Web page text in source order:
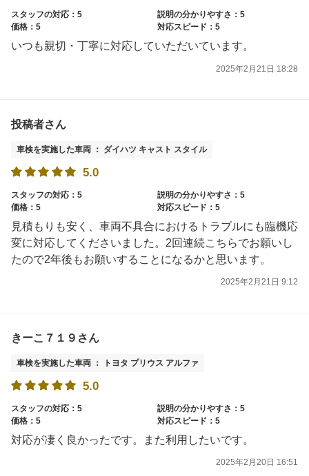
スタッフの対応：5
説明の分かりやすさ：5
価格：5
対応スピード：5
いつも親切・丁寧に対応していただいています。
2025年2月21日 18:28
投稿者さん
車検を実施した車両 ： ダイハツ キャスト スタイル
5.0
スタッフの対応：5
説明の分かりやすさ：5
価格：5
対応スピード：5
見積もりも安く、車両不具合におけるトラブルにも臨機応
変に対応してくださいました。2回連続こちらでお願いし
たので2年後もお願いすることになるかと思います。
2025年2月21日 9:12
きーこ７１９さん
車検を実施した車両 ： トヨタ プリウス アルファ
5.0
スタッフの対応：5
説明の分かりやすさ：5
価格：5
対応スピード：5
対応が凄く良かったです。また利用したいです。
2025年2月20日 16:51